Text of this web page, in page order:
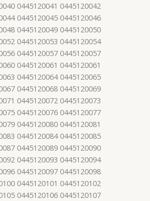
0445120041 0445120042
0445120045 0445120046
0445120049 0445120050
0445120053 0445120054
0445120057 0445120057
0445120061 0445120061
0445120064 0445120065
0445120068 0445120069
0445120072 0445120073
0445120076 0445120077
0445120080 0445120081
0445120084 0445120085
0445120089 0445120090
0445120093 0445120094
0445120097 0445120098
0445120101 0445120102
0445120106 0445120107